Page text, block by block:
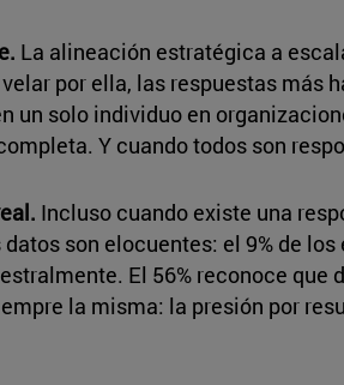
La alineación estratégica a
por ella, las respuestas más
un solo individuo en
Y cuando todos son
Incluso cuando existe una
son elocuentes: el 9% de
El 56% reconoce
la misma: la presión por